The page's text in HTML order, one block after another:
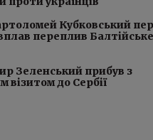
Кубковський
вплав переплив Балтійське
Зеленський прибув з
візитом до Сербії